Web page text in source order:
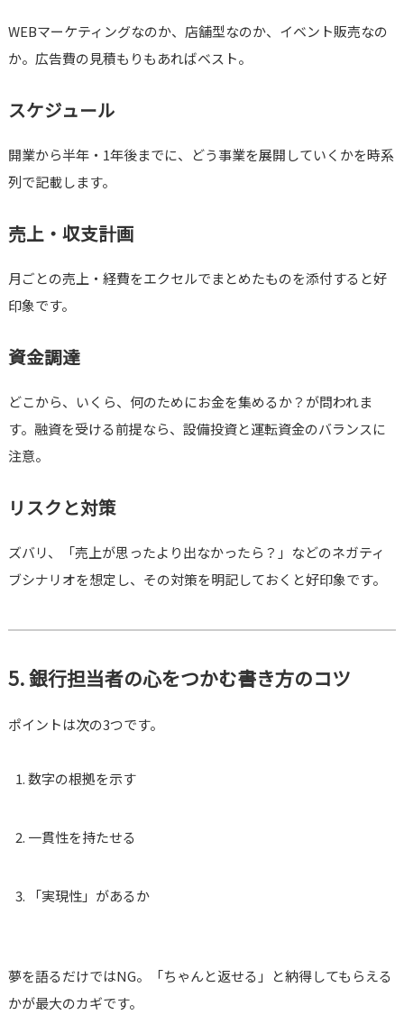
WEBマーケティングなのか、店舗型なのか、イベント販売なの
か。広告費の見積もりもあればベスト。
スケジュール
開業から半年・1年後までに、どう事業を展開していくかを時系
列で記載します。
売上・収支計画
月ごとの売上・経費をエクセルでまとめたものを添付すると好
印象です。
資金調達
どこから、いくら、何のためにお金を集めるか？が問われま
す。融資を受ける前提なら、設備投資と運転資金のバランスに
注意。
リスクと対策
ズバリ、「売上が思ったより出なかったら？」などのネガティ
ブシナリオを想定し、その対策を明記しておくと好印象です。
5. 銀行担当者の心をつかむ書き方のコツ
ポイントは次の3つです。
数字の根拠を示す
一貫性を持たせる
「実現性」があるか
夢を語るだけではNG。「ちゃんと返せる」と納得してもらえる
かが最大のカギです。